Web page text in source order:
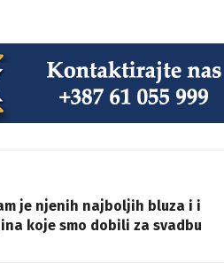
je njenih najboljih bluza i i
koje smo dobili za svadbu